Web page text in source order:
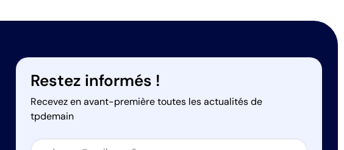
Restez informés !
Recevez en avant-première toutes les actualités de
tpdemain